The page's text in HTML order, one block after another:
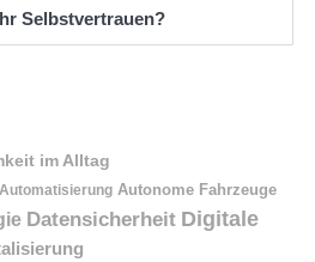
Selbstvertrauen?
im Alltag
Automatisierung Autonome Fahrzeuge
Datensicherheit Digitale